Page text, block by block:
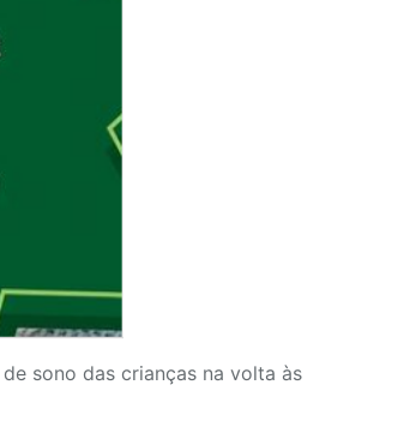
sono das crianças na volta às